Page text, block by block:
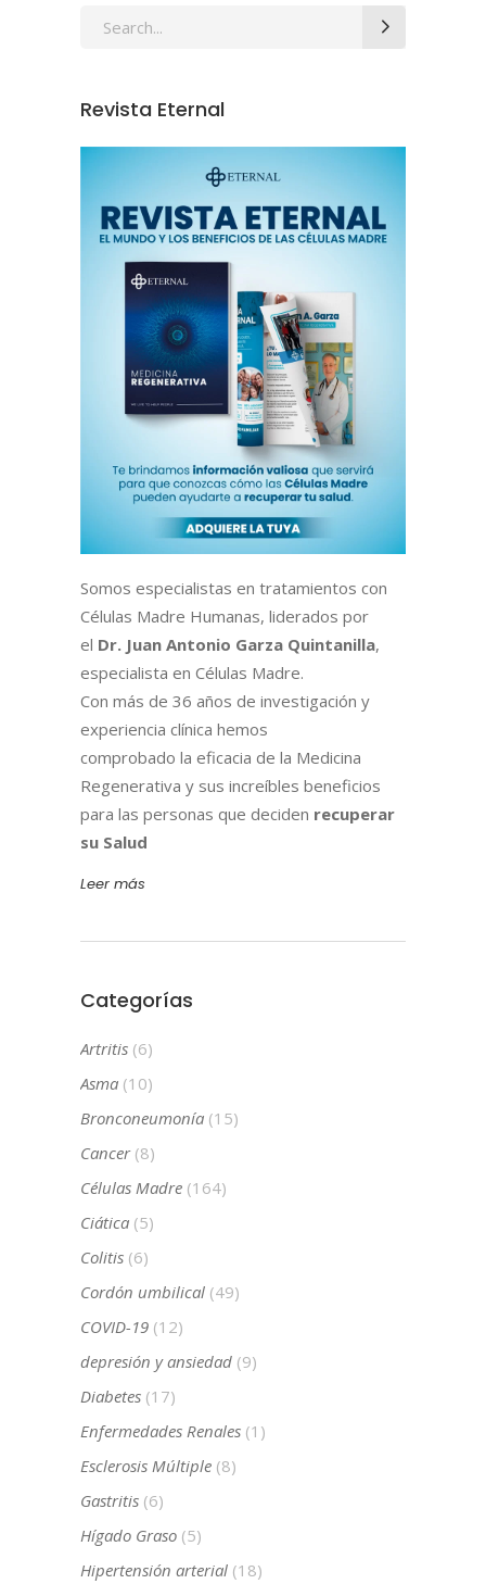
Revista Eternal
Somos especialistas en tratamientos con
Células Madre Humanas, liderados por
el Dr. Juan Antonio Garza Quintanilla,
especialista en Células Madre.
Con más de 36 años de investigación y
experiencia clínica hemos
comprobado la eficacia de la Medicina
Regenerativa y sus increíbles beneficios
para las personas que deciden recuperar
su Salud
Leer más
Categorías
Artritis (6)
Asma (10)
Bronconeumonía (15)
Cancer(8)
Células Madre (164)
Ciática (5)
Colitis (6)
Cordón umbilical (49)
COVID-19 (12)
depresión y ansiedad (9)
Diabetes (17)
Enfermedades Renales (1)
Esclerosis Múltiple (8)
Gastritis (6)
Hígado Graso (5)
Hipertensión arterial (18)